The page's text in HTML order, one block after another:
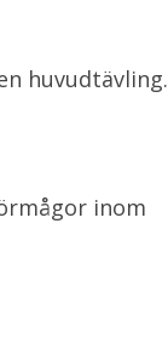
huvudtävling.
inom